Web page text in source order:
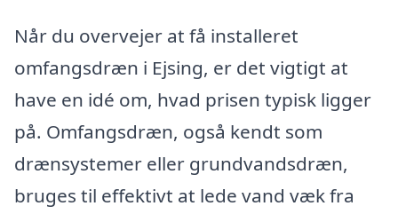
Når du overvejer at få installeret
omfangsdræn i Ejsing, er det vigtigt at
have en idé om, hvad prisen typisk ligger
på. Omfangsdræn, også kendt som
drænsystemer eller grundvandsdræn,
bruges til effektivt at lede vand væk fra